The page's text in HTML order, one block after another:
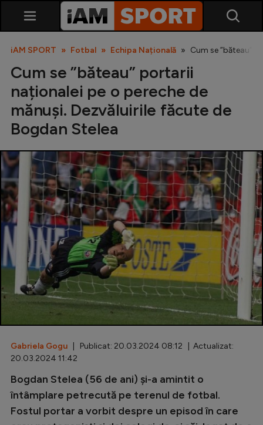
SuperLiga
Liga 2
Cupa României
Echipa Națională
U21
Fotbal feminin
Special
Diverse
Inedit
Clasamente
Champions League
iAM SPORT Fotbal Echipa Națională Cum se ”băteau”
Cum se ”băteau” portarii
naționalei pe o pereche de
mănuși. Dezvăluirile făcute de
Bogdan Stelea
Gabriela Gogu | Publicat: 20.03.2024 08:12 | Actualizat:
20.03.2024 11:42
Bogdan Stelea (56 de ani) și-a amintit o
întâmplare petrecută pe terenul de fotbal.
Fostul portar a vorbit despre un episod în care